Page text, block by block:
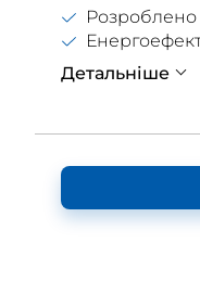
Розроблено
Детальніше